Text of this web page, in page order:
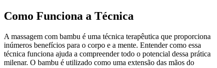
Como Funciona a Técnica
A massagem com bambu é uma técnica terapêutica que proporciona
inúmeros benefícios para o corpo e a mente. Entender como essa
técnica funciona ajuda a compreender todo o potencial dessa prática
milenar. O bambu é utilizado como uma extensão das mãos do